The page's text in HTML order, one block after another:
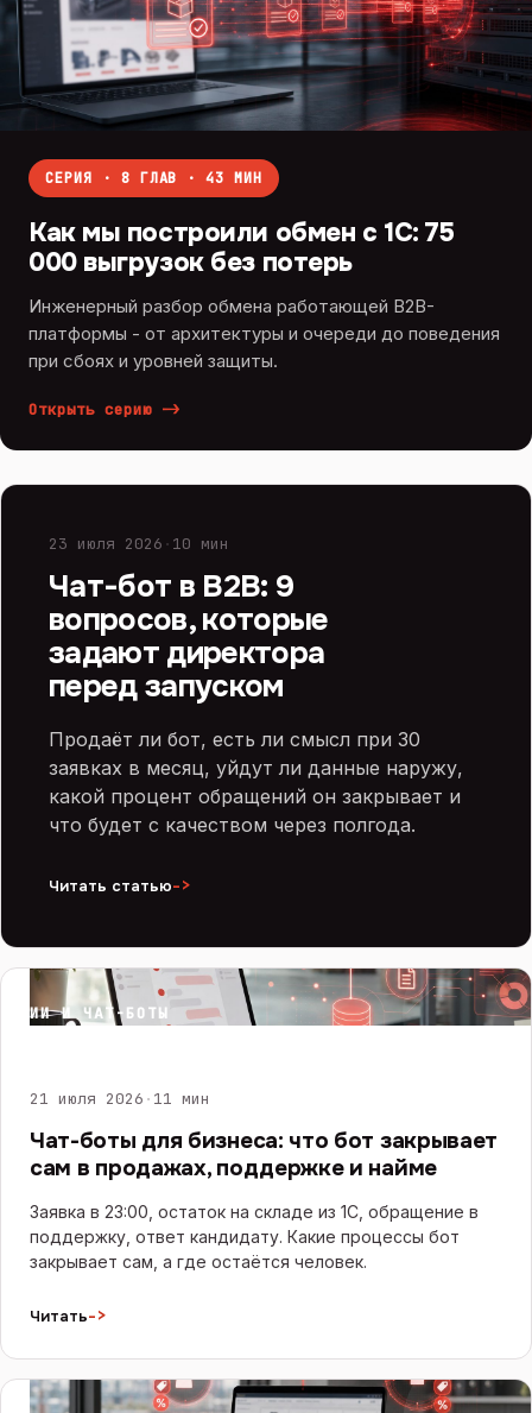
СЕРИЯ · 8 ГЛАВ · 43 МИН
Как мы построили обмен с 1С: 75
000 выгрузок без потерь
Инженерный разбор обмена работающей B2B-
платформы - от архитектуры и очереди до поведения
при сбоях и уровней защиты.
Открыть серию ->
23 июля 2026 · 10 мин
Чат-бот в B2B: 9
вопросов, которые
задают директора
перед запуском
Продаёт ли бот, есть ли смысл при 30
заявках в месяц, уйдут ли данные наружу,
какой процент обращений он закрывает и
что будет с качеством через полгода.
Читать статью->
ИИ И ЧАТ-БОТЫ
21 июля 2026 · 11 мин
Чат-боты для бизнеса: что бот закрывает
сам в продажах, поддержке и найме
Заявка в 23:00, остаток на складе из 1С, обращение в
поддержку, ответ кандидату. Какие процессы бот
закрывает сам, а где остаётся человек.
Читать->